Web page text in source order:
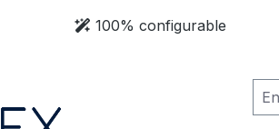
100% configurable